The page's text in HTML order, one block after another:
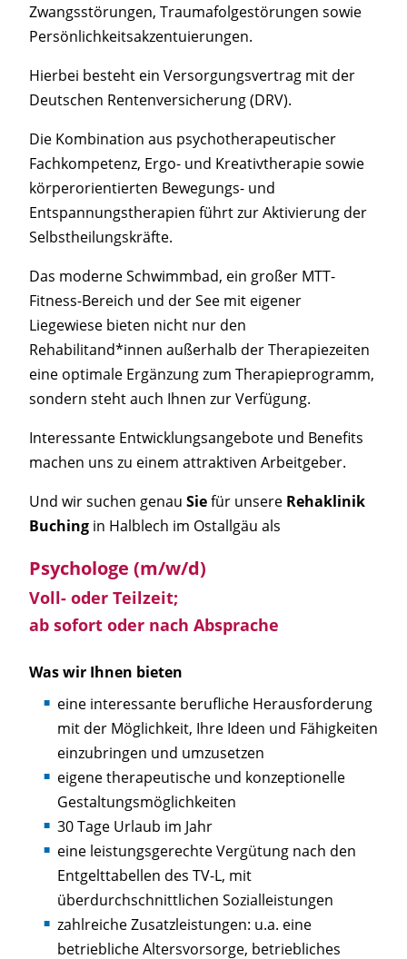
Zwangsstörungen, Traumafolgestörungen sowie
Persönlichkeitsakzentuierungen.
Hierbei besteht ein Versorgungsvertrag mit der
Deutschen Rentenversicherung (DRV).
Die Kombination aus psychotherapeutischer
Fachkompetenz, Ergo- und Kreativtherapie sowie
körperorientierten Bewegungs- und
Entspannungstherapien führt zur Aktivierung der
Selbstheilungskräfte.
Das moderne Schwimmbad, ein großer MTT-
Fitness-Bereich und der See mit eigener
Liegewiese bieten nicht nur den
Rehabilitand*innen außerhalb der Therapiezeiten
eine optimale Ergänzung zum Therapieprogramm,
sondern steht auch Ihnen zur Verfügung.
Interessante Entwicklungsangebote und Benefits
machen uns zu einem attraktiven Arbeitgeber.
Und wir suchen genau Siefür unsere Rehaklinik
Buching in Halblech im Ostallgäu als
Psychologe (m/w/d)
Voll- oder Teilzeit;
ab sofort oder nach Absprache
Was wir Ihnen bieten
eine interessante berufliche Herausforderung
mit der Möglichkeit, Ihre Ideen und Fähigkeiten
einzubringen und umzusetzen
eigene therapeutische und konzeptionelle
Gestaltungsmöglichkeiten
30 Tage Urlaub im Jahr
eine leistungsgerechte Vergütung nach den
Entgelttabellen des TV-L, mit
überdurchschnittlichen Sozialleistungen
zahlreiche Zusatzleistungen: u.a. eine
betriebliche Altersvorsorge, betriebliches